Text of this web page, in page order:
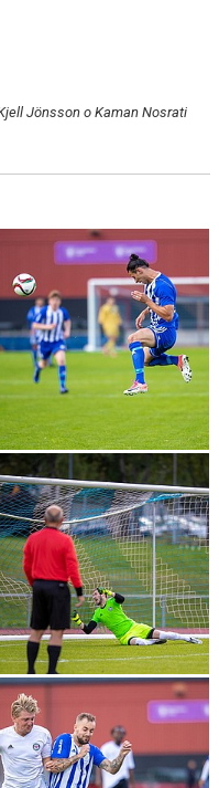
Jönsson o Kaman Nosrati